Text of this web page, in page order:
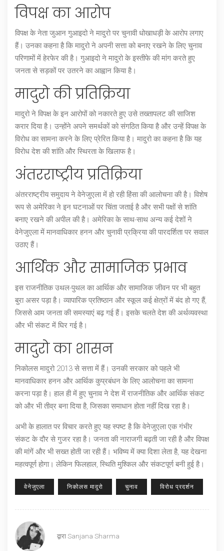
विपक्ष का आरोप
विपक्ष के नेता जुआन गुआइदो ने मादुरो पर चुनावी धोखाधड़ी के आरोप लगाए
हैं। उनका कहना है कि मादुरो ने अपनी सत्ता को बनाए रखने के लिए चुनाव
परिणामों में हेरफेर की है। गुआइदो ने मादुरो के इस्तीफे की मांग करते हुए
जनता से सड़कों पर उतरने का आह्वान किया है।
मादुरो की प्रतिक्रिया
मादुरो ने विपक्ष के इन आरोपों को नकारते हुए उसे तख्तापलट की साजिश
करार दिया है। उन्होंने अपने समर्थकों को संगठित किया है और उन्हें विपक्ष के
विरोध का सामना करने के लिए प्रेरित किया है। मादुरो का कहना है कि यह
विरोध देश की शांति और स्थिरता के खिलाफ है।
अंतरराष्ट्रीय प्रतिक्रिया
अंतरराष्ट्रीय समुदाय ने वेनेजुएला में हो रही हिंसा की आलोचना की है। विशेष
रूप से अमेरिका ने इन घटनाओं पर चिंता जताई है और सभी पक्षों से शांति
बनाए रखने की अपील की है। अमेरिका के साथ-साथ अन्य कई देशों ने
वेनेजुएला में मानवाधिकार हनन और चुनावी प्रक्रिया की पारदर्शिता पर सवाल
उठाए हैं।
आर्थिक और सामाजिक प्रभाव
इस राजनीतिक उथल-पुथल का आर्थिक और सामाजिक जीवन पर भी बहुत
बुरा असर पड़ा है। व्यापारिक प्रतिष्ठान और स्कूल कई क्षेत्रों में बंद हो गए हैं,
जिससे आम जनता की समस्याएं बढ़ गई हैं। इसके चलते देश की अर्थव्यवस्था
और भी संकट में घिर गई है।
मादुरो का शासन
निकोलस मादुरो 2013 से सत्ता में हैं। उनकी सरकार को पहले भी
मानवाधिकार हनन और आर्थिक कुप्रबंधन के लिए आलोचना का सामना
करना पड़ा है। हाल ही में हुए चुनाव ने देश में राजनीतिक और आर्थिक संकट
को और भी तीव्र बना दिया है, जिसका समाधान होता नहीं दिख रहा है।
अभी के हालात पर विचार करते हुए यह स्पष्ट है कि वेनेजुएला एक गंभीर
संकट के दौर से गुजर रहा है। जनता की नाराजगी बढ़ती जा रही है और विपक्ष
की मांगें और भी सख्त होती जा रही हैं। भविष्य में क्या दिशा लेता है, यह देखना
महत्वपूर्ण होगा। लेकिन फिलहाल, स्थिति मुश्किल और संकटपूर्ण बनी हुई है।
वेनेजुएला निकोलस मादुरो चुनाव विरोध प्रदर्शन
द्वारा Sanjana Sharma